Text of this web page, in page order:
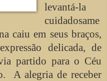
levantá-la
cuidadosame
caiu em seus braços,
delicada, de
partido para o Céu
A alegria de receber